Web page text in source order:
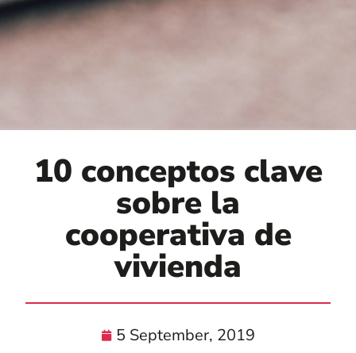
10 conceptos clave
sobre la
cooperativa de
vivienda
5 September, 2019